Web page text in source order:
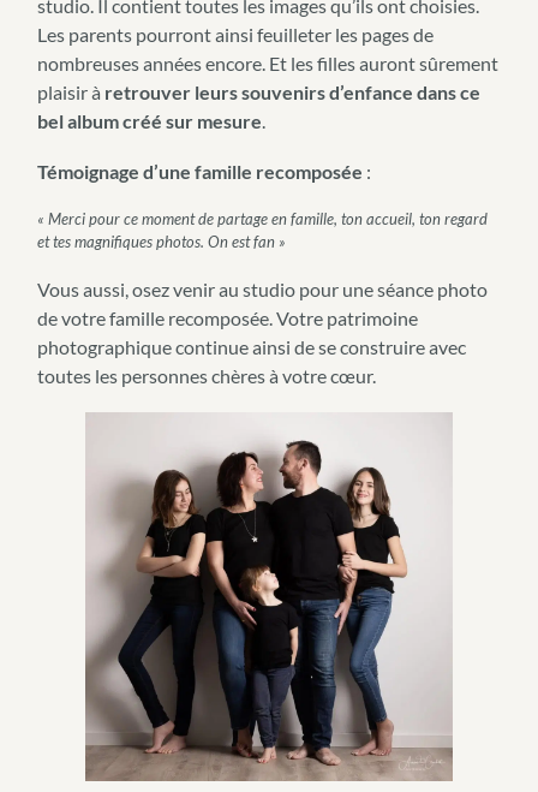
studio. Il contient toutes les images qu’ils ont choisies.
Les parents pourront ainsi feuilleter les pages de
nombreuses années encore. Et les filles auront sûrement
plaisir à retrouver leurs souvenirs d’enfance dans ce
bel album créé sur mesure.
Témoignage d’une famille recomposée :
« Merci pour ce moment de partage en famille, ton accueil, ton regard
et tes magnifiques photos. On est fan »
Vous aussi, osez venir au studio pour une séance photo
de votre famille recomposée. Votre patrimoine
photographique continue ainsi de se construire avec
toutes les personnes chères à votre cœur.